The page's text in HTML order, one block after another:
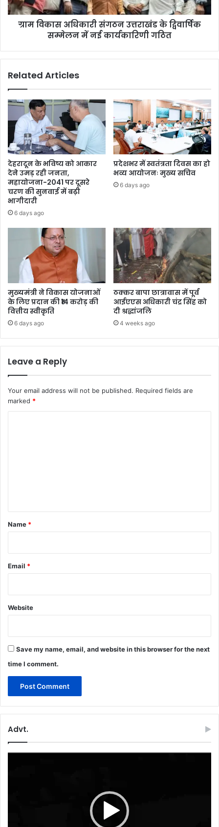
ग्राम विकास अधिकारी संगठन उत्तराखंड के द्विवार्षिक
सम्मेलन में नई कार्यकारिणी गठित
Related Articles
देहरादून के भविष्य को आकार
देने उमड़ रही जनता,
महायोजना-2041 पर दूसरे
चरण की सुनवाई में बढ़ी
भागीदारी
6 days ago
प्रदेशभर में स्वतंत्रता दिवस का हो
भव्य आयोजनः मुख्य सचिव
6 days ago
मुख्यमंत्री ने विकास योजनाओं
के लिए प्रदान की ₹14 करोड़ की
वित्तीय स्वीकृति
6 days ago
ठक्कर बापा छात्रावास में पूर्व
आईएएस अधिकारी चंद्र सिंह को
दी श्रद्धांजलि
4 weeks ago
Leave a Reply
Your email address will not be published. Required fields are
marked *
*
Name *
Email *
Website
Save my name, email, and website in this browser for the next
time I comment.
Advt.